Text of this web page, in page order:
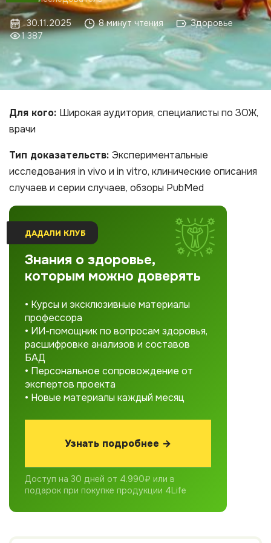
30.11.2025 8 минут чтения
Здоровье
1 387
Для кого: Широкая аудитория, специалисты по ЗОЖ,
врачи
Тип доказательств: Экспериментальные
исследования in vivo и in vitro, клинические описания
случаев и серии случаев, обзоры PubMed
ДАДАЛИ КЛУБ
Знания о здоровье,
которым можно доверять
• Курсы и эксклюзивные материалы
профессора
• ИИ-помощник по вопросам здоровья,
расшифровке анализов и составов
БАД
• Персональное сопровождение от
экспертов проекта
• Новые материалы каждый месяц
Узнать подробнее →
Доступ на 30 дней от 4.990₽ или в
подарок при покупке продукции 4Life